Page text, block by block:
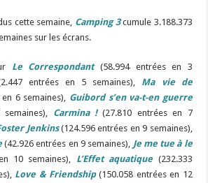
cette semaine, Camping 3cumule 3.188.373
sur les écrans.
Le Correspondant(58.994 entrées en 3
entrées en 5 semaines), Ma vie de
6 semaines), Guibord s’en va-t-en guerre
Carmina !(27.810 entrées en 7
Jenkins(124.596 entrées en 9 semaines),
(42.926 entrées en 9 semaines), Je me tue à le
10 semaines), L’Effet aquatique (232.333
Love & Friendship(150.058 entrées en 12